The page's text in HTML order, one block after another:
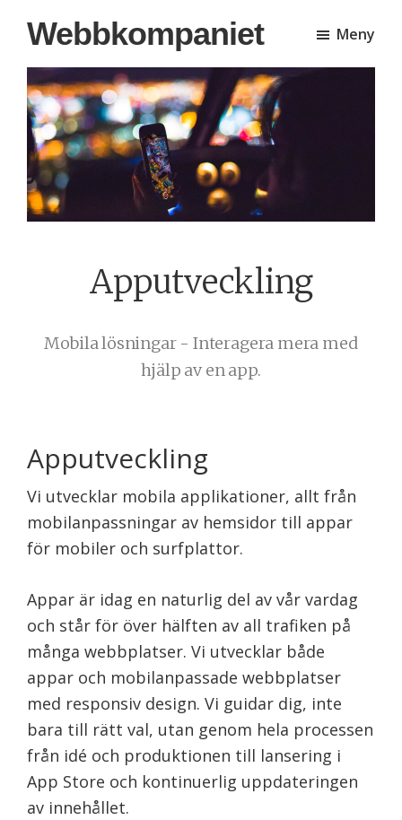
huvudinnehåll
sidfot
Webbkompaniet Meny
Apputveckling
Mobila lösningar - Interagera mera med
hjälp av en app.
Apputveckling
Vi utvecklar mobila applikationer, allt från
mobilanpassningar av hemsidor till appar
för mobiler och surfplattor.
Appar är idag en naturlig del av vår vardag
och står för över hälften av all trafiken på
många webbplatser. Vi utvecklar både
appar och mobilanpassade webbplatser
med responsiv design. Vi guidar dig, inte
bara till rätt val, utan genom hela processen
från idé och produktionen till lansering i
App Store och kontinuerlig uppdateringen
av innehållet.